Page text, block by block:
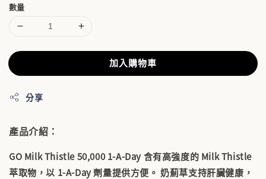
數量
加入購物車
分享
產品介紹：
GO Milk Thistle 50,000 1-A-Day 含有高強度的 Milk Thistle
萃取物，以 1-A-Day 劑量提供方便。 奶薊草支持肝臟健康，